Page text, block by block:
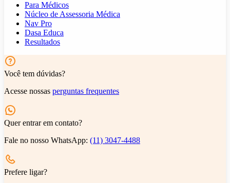
Para Médicos
Núcleo de Assessoria Médica
Nav Pro
Dasa Educa
Resultados
Você tem dúvidas?
Acesse nossas perguntas frequentes
Quer entrar em contato?
Fale no nosso WhatsApp: (11) 3047-4488
Prefere ligar?